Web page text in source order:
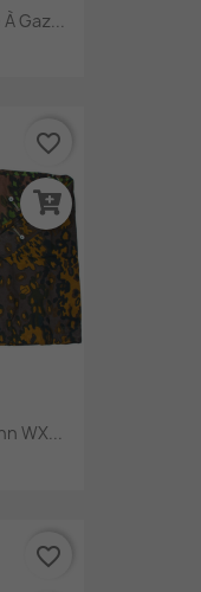
Gaz...
WX...
favorite_border
favorite_border